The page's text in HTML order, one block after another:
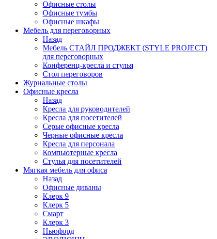
Офисные столы
Офисные тумбы
Офисные шкафы
Мебель для переговорных
Назад
Мебель СТАЙЛ ПРОДЖЕКТ (STYLE PROJECT)
для переговорных
Конференц-кресла и стулья
Стол переговоров
Журнальные столы
Офисные кресла
Назад
Кресла для руководителей
Кресла для посетителей
Серые офисные кресла
Черные офисные кресла
Кресла для персонала
Компьютерные кресла
Стулья для посетителей
Мягкая мебель для офиса
Назад
Офисные диваны
Клерк 9
Клерк 5
Смарт
Клерк 3
Ньюфорд